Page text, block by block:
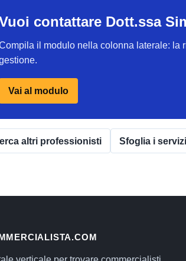
contattare Dott.ssa
il modulo nella colonna laterale: la
Vai al modulo
altri professionisti Sfoglia i servizi